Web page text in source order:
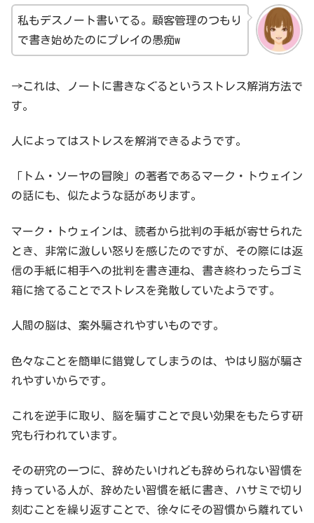
私もデスノート書いてる。顧客管理のつもり
で書き始めたのにプレイの愚痴w
→これは、ノートに書きなぐるというストレス解消方法で
す。
人によってはストレスを解消できるようです。
「トム・ソーヤの冒険」の著者であるマーク・トウェイン
の話にも、似たような話があります。
マーク・トウェインは、読者から批判の手紙が寄せられた
とき、非常に激しい怒りを感じたのですが、その際には返
信の手紙に相手への批判を書き連ね、書き終わったらゴミ
箱に捨てることでストレスを発散していたようです。
人間の脳は、案外騙されやすいものです。
色々なことを簡単に錯覚してしまうのは、やはり脳が騙さ
れやすいからです。
これを逆手に取り、脳を騙すことで良い効果をもたらす研
究も行われています。
その研究の一つに、辞めたいけれども辞められない習慣を
持っている人が、辞めたい習慣を紙に書き、ハサミで切り
刻むことを繰り返すことで、徐々にその習慣から離れてい